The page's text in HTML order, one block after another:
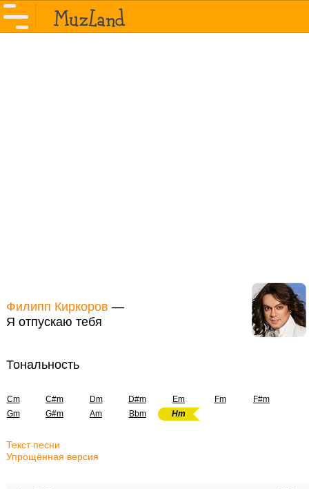
Филипп Киркоров —
Я отпускаю тебя
Тональность
Cm C#m Dm D#m Em Fm
F#m
Gm
G#m Am Bbm Hm
Текст песни
Упрощённая версия